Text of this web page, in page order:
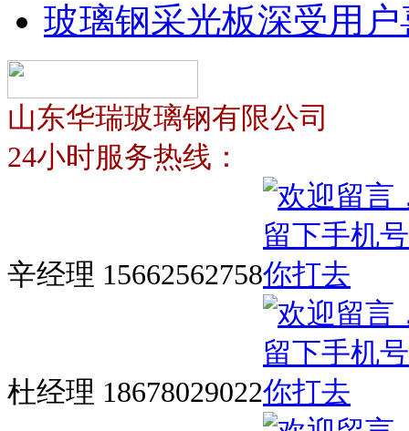
玻璃钢采光板深受用
山东华瑞玻璃钢有限公司
24小时服务热线：
辛经理 15662562758
杜经理 18678029022